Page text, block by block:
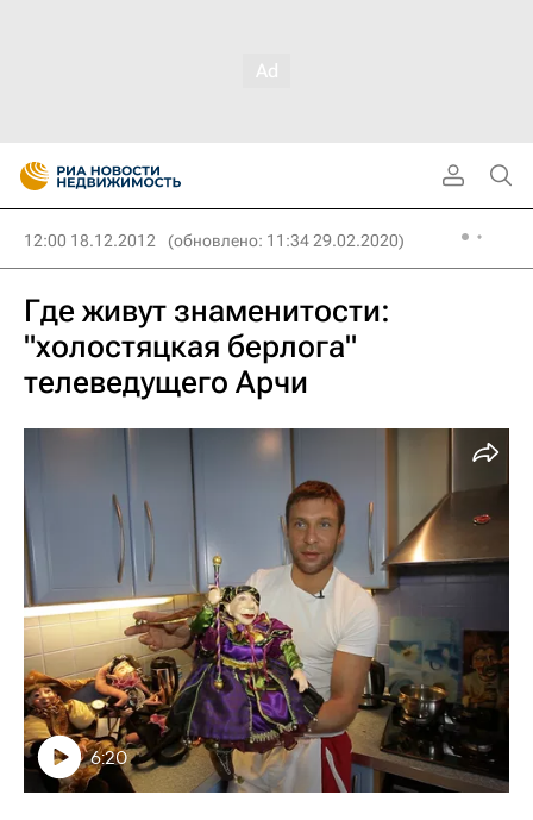
12:00 18.12.2012 (обновлено: 11:34 29.02.2020)
Где живут знаменитости:
"холостяцкая берлога"
телеведущего Арчи
6:20